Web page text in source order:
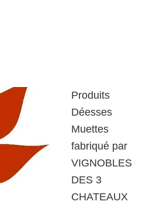
Produits
Déesses
Muettes
fabriqué par
VIGNOBLES
DES 3
CHATEAUX